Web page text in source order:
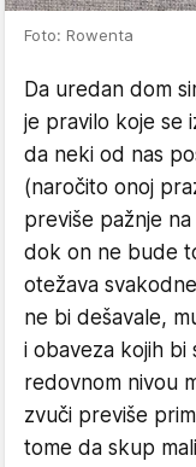
Foto: Rowenta
Da uredan dom
je pravilo koje se
da neki od nas
(naročito onoj
previše pažnje
dok on ne bude
otežava
ne bi dešavale,
i obaveza kojih bi
redovnom nivou
zvuči previše
tome da skup